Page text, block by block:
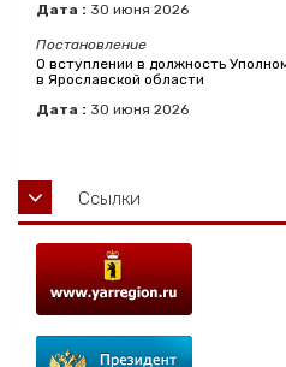
Дата : 30 июня 2026
Постановление
О вступлении в должность
в Ярославской области
Дата : 30 июня 2026
Ссылки